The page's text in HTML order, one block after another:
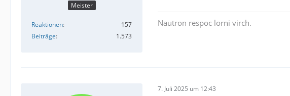
Meister
Reaktionen
157
Beiträge
1.573
Nautron respoc lorni virch.
7. Juli 2025 um 12:43